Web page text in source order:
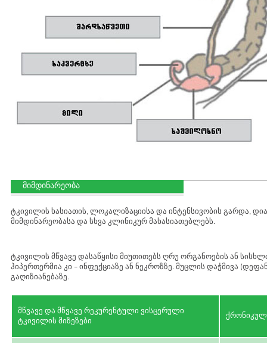
მიმდინარეობა
ტკივილის ხასიათის, ლოკალიზაციისა და ინტენსივობის გარდა,
მიმდინარეობასა და სხვა კლინიკურ მახასიათებლებს.
ტკივილის მწვავე დასაწყისი მიუთითებს ღრუ ორგანოების ან
ჰიპერთერმია კი – ინფექციაზე ან ნეკროზზე. მუცლის დაჭმივა
გაღიზიანებაზე.
მწვავე და მწვავე რეკურენტული ვისცერული
ტკივილის მიზეზები